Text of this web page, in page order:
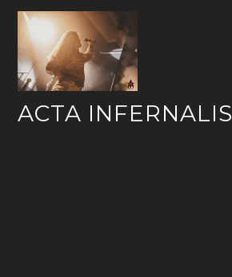
Skip
content
ACTA INFERNALIS